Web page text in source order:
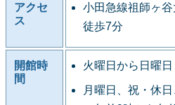
アクセ
ス
小田急線祖師ヶ
徒歩7分
開館時
間
火曜日から日曜
月曜日、祝・休